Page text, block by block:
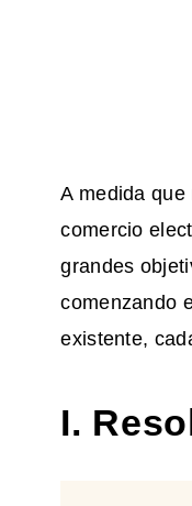
A medida
comercio
grandes
comenzando
existente,
I.